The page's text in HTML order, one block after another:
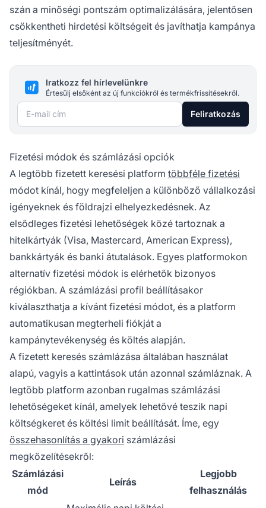
szán a minőségi pontszám optimalizálására, jelentősen
csökkentheti hirdetési költségeit és javíthatja kampánya
teljesítményét.
Iratkozz fel hírlevelünkre
Értesülj elsőként az új funkciókról és termékfrissítésekről.
E-mail cím Feliratkozás
Fizetési módok és számlázási opciók
A legtöbb fizetett keresési platform többféle fizetési
módot kínál, hogy megfeleljen a különböző vállalkozási
igényeknek és földrajzi elhelyezkedésnek. Az
elsődleges fizetési lehetőségek közé tartoznak a
hitelkártyák (Visa, Mastercard, American Express),
bankkártyák és banki átutalások. Egyes platformokon
alternatív fizetési módok is elérhetők bizonyos
régiókban. A számlázási profil beállításakor
kiválaszthatja a kívánt fizetési módot, és a platform
automatikusan megterheli fiókját a
kampánytevékenység és költés alapján.
A fizetett keresés számlázása általában használat
alapú, vagyis a kattintások után azonnal számláznak. A
legtöbb platform azonban rugalmas számlázási
lehetőségeket kínál, amelyek lehetővé teszik napi
költségkeret és költési limit beállítását. Íme, egy
összehasonlítás a gyakori számlázási
megközelítésekről:
Számlázási
mód
Leírás
Legjobb
felhasználás